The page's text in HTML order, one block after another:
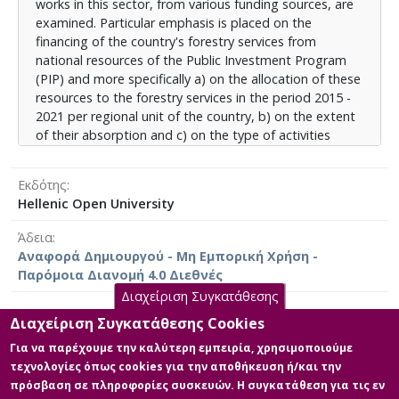
συνδυαστικά με την περιγραφική στατιστική και
αναλύονται κατά ομάδες (συστάδες) οι κατανομές
της χρηματοδότησης και οι αντίστοιχες
απορροφήσεις αυτών. Ο προσδιορισμός των ομάδων
συμβάλει στη δημιουργία σαφέστερης αντίληψης των
προβλημάτων του ορεινού χώρου και στην εκτίμηση
των δυνατοτήτων ορθολογικότερης ανάπτυξής του,
δημιουργώντας τις προϋποθέσεις επιλογής
γενικότερους οικονομικούς ή κοινωνικά
προσδιορισμένους στόχους. Τα στοιχεία αντλήθηκαν
από τη Γενική Διεύθυνση Δασών & Δασικού
Περιβάλλοντος του Υπουργείου Περιβάλλοντος &
Ενέργειας, και αφορούν τις κατανομές και
απορροφήσεις των πιστώσεων που έχουν
πραγματοποιηθεί για την εκτέλεση των δασοτεχνικών
και λοιπών δασικών έργων για το χρονικό διάστημα
από το 2015 έως το 2021 σε επίπεδο περιφερειακής
ενότητας. Η τυπολογική αυτή έρευνα της
χρηματοδότησης της δασοπονίας θεωρείται
σημαντική στο πλαίσιο της προσπάθειας για ορθή
works in this sector, from various funding sources, are
examined. Particular emphasis is placed on the
financing of the country's forestry services from
national resources of the Public Investment Program
(PIP) and more specifically a) on the allocation of these
resources to the forestry services in the period 2015 -
2021 per regional unit of the country, b) on the extent
of their absorption and c) on the type of activities
projects, forest road construction and mountain
hydrology, actions to preserve and monitor the health
recreation, in the protection and preservation of wild
fauna. The data are processed with the hierarchical
grouping method of multivariate statistics in
combination with descriptive statistics and the
allocations of funding and their respective absorptions
are analyzed by clusters. The identification of clusters
contributes to the creation of a clearer perception of
the problems of the mountainous area and to the
Εκδότης
Hellenic Open University
Άδεια
Αναφορά Δημιουργού - Μη Εμπορική Χρήση -
Παρόμοια Διανομή 4.0 Διεθνές
Κύρια Αρχεία Διατριβής
Κύριο μέρος της διπλωματικής
Διαχείριση Συγκατάθεσης
Διαχείριση Συγκατάθεσης Cookies
Για να παρέχουμε την καλύτερη εμπειρία, χρησιμοποιούμε
τεχνολογίες όπως cookies για την αποθήκευση ή/και την
πρόσβαση σε πληροφορίες συσκευών. Η συγκατάθεση για τις εν